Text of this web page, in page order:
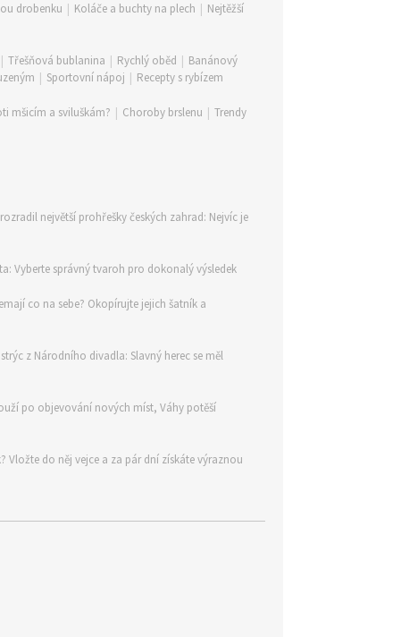
drobenku | Koláče a buchty na plech | Nejtěžší
| Třešňová bublanina | Rychlý oběd | Banánový
| Sportovní nápoj | Recepty s rybízem
mšicím a sviluškám? | Choroby brslenu | Trendy
největší prohřešky českých zahrad: Nejvíc je
Vyberte správný tvaroh pro dokonalý výsledek
co na sebe? Okopírujte jejich šatník a
z Národního divadla: Slavný herec se měl
po objevování nových míst, Váhy potěší
Vložte do něj vejce a za pár dní získáte výraznou